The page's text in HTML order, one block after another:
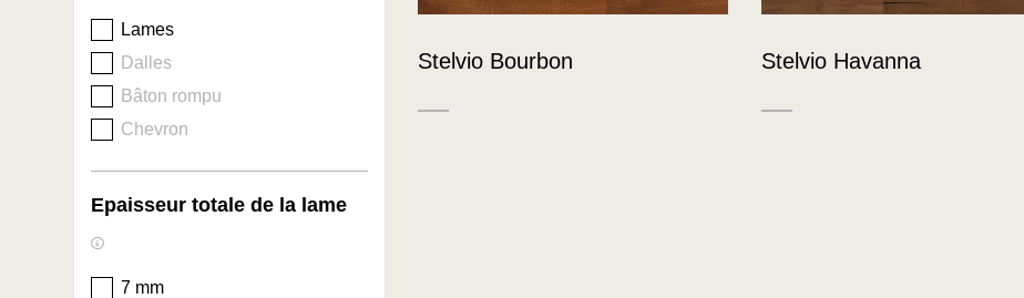
Lames
Dalles
Bâton rompu
Chevron
Epaisseur totale de la lame
7 mm
Stelvio Bourbon Stelvio Havanna